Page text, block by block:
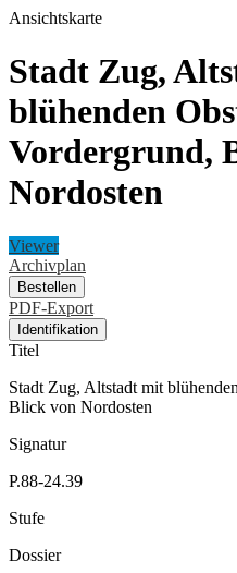
Ansichtskarte
Stadt Zug,
blühenden
Vordergrund,
Nordosten
Viewer
Archivplan
Bestellen
PDF-Export
Identifikation
Titel
Stadt Zug, Altstadt mit
Blick von Nordosten
Signatur
P.88-24.39
Stufe
Dossier